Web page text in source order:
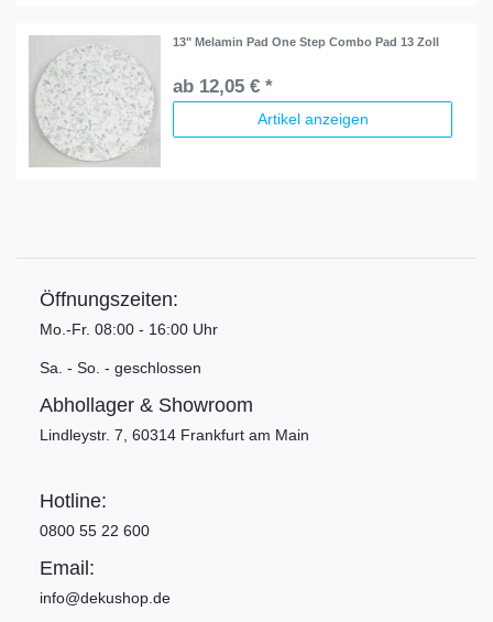
13" Melamin Pad One Step Combo Pad 13 Zoll
ab 12,05 € *
Artikel anzeigen
Öffnungszeiten:
Mo.-Fr. 08:00 - 16:00 Uhr
Sa. - So. - geschlossen
Abhollager & Showroom
Lindleystr. 7, 60314 Frankfurt am Main
Hotline:
0800 55 22 600
Email:
info@dekushop.de